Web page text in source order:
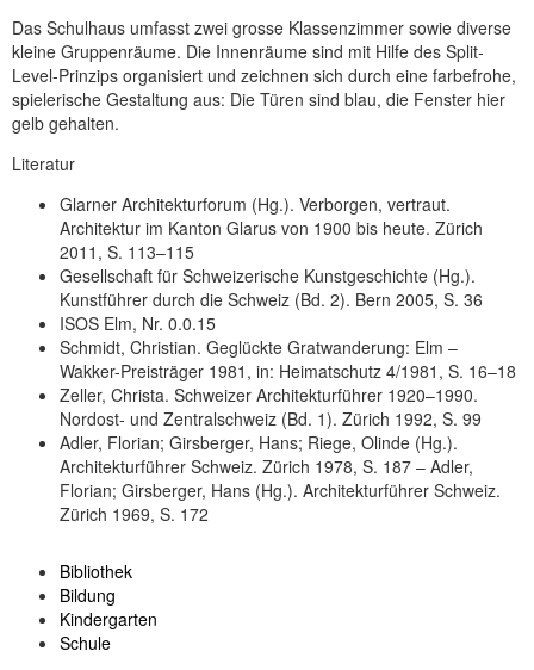
Das Schulhaus umfasst zwei grosse Klassenzimmer sowie diverse
kleine Gruppenräume. Die Innenräume sind mit Hilfe des Split-
Level-Prinzips organisiert und zeichnen sich durch eine farbefrohe,
spielerische Gestaltung aus: Die Türen sind blau, die Fenster hier
gelb gehalten.
Literatur
Glarner Architekturforum (Hg.). Verborgen, vertraut.
Architektur im Kanton Glarus von 1900 bis heute. Zürich
2011, S. 113–115
Gesellschaft für Schweizerische Kunstgeschichte (Hg.).
Kunstführer durch die Schweiz (Bd. 2). Bern 2005, S. 36
ISOS Elm, Nr. 0.0.15
Schmidt, Christian. Geglückte Gratwanderung: Elm –
Wakker-Preisträger 1981, in: Heimatschutz 4/1981, S. 16–18
Zeller, Christa. Schweizer Architekturführer 1920–1990.
Nordost- und Zentralschweiz (Bd. 1). Zürich 1992, S. 99
Adler, Florian; Girsberger, Hans; Riege, Olinde (Hg.).
Architekturführer Schweiz. Zürich 1978, S. 187 – Adler,
Florian; Girsberger, Hans (Hg.). Architekturführer Schweiz.
Zürich 1969, S. 172
Bibliothek
Bildung
Kindergarten
Schule